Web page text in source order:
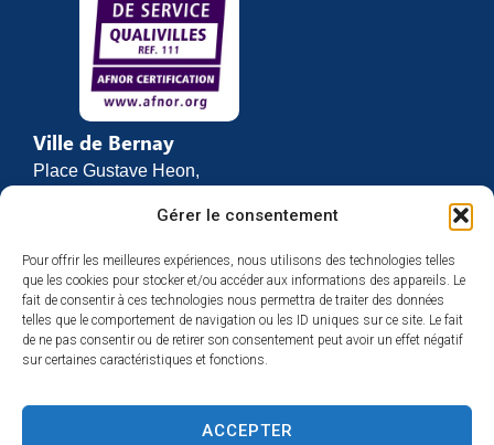
Gérer le consentement
Pour offrir les meilleures expériences, nous utilisons des technologies telles
que les cookies pour stocker et/ou accéder aux informations des appareils. Le
fait de consentir à ces technologies nous permettra de traiter des données
telles que le comportement de navigation ou les ID uniques sur ce site. Le fait
de ne pas consentir ou de retirer son consentement peut avoir un effet négatif
sur certaines caractéristiques et fonctions.
ACCEPTER
Ville de Bernay
Place Gustave Heon,
27307 BERNAY
02 32 46 63 00
Contact
Horaires d’ouverture
Du lundi au vendredi :
et de 13h30 à 17h